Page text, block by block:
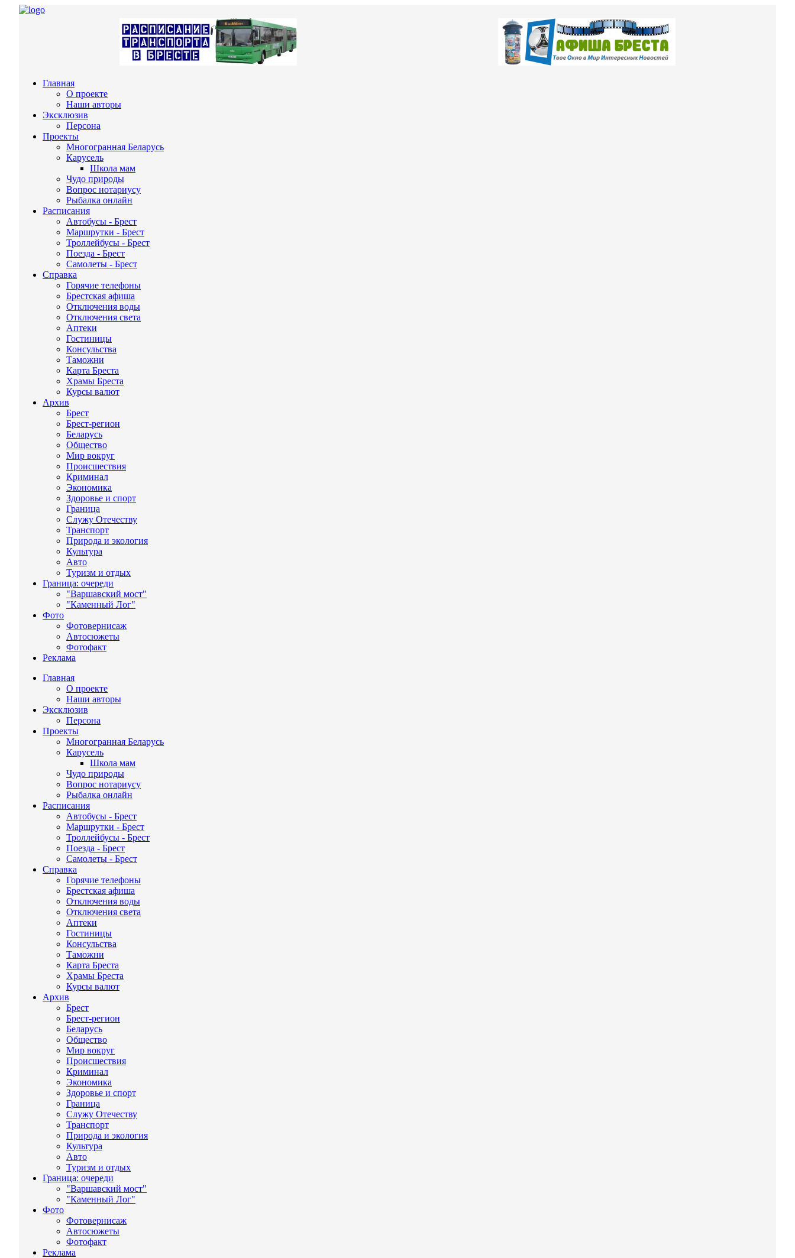
Главная
О проекте
Наши авторы
Эксклюзив
Персона
Проекты
Многогранная Беларусь
Карусель
Школа мам
Чудо природы
Вопрос нотариусу
Рыбалка онлайн
Расписания
Автобусы - Брест
Маршрутки - Брест
Троллейбусы - Брест
Поезда - Брест
Самолеты - Брест
Справка
Горячие телефоны
Брестская афиша
Отключения воды
Отключения света
Аптеки
Гостиницы
Консульства
Таможни
Карта Бреста
Храмы Бреста
Курсы валют
Архив
Брест
Брест-регион
Беларусь
Общество
Мир вокруг
Происшествия
Криминал
Экономика
Здоровье и спорт
Граница
Служу Отечеству
Транспорт
Природа и экология
Культура
Авто
Туризм и отдых
Граница: очереди
"Варшавский мост"
"Каменный Лог"
Фото
Фотовернисаж
Автосюжеты
Фотофакт
Реклама
Главная
О проекте
Наши авторы
Эксклюзив
Персона
Проекты
Многогранная Беларусь
Карусель
Школа мам
Чудо природы
Вопрос нотариусу
Рыбалка онлайн
Расписания
Автобусы - Брест
Маршрутки - Брест
Троллейбусы - Брест
Поезда - Брест
Самолеты - Брест
Справка
Горячие телефоны
Брестская афиша
Отключения воды
Отключения света
Аптеки
Гостиницы
Консульства
Таможни
Карта Бреста
Храмы Бреста
Курсы валют
Архив
Брест
Брест-регион
Беларусь
Общество
Мир вокруг
Происшествия
Криминал
Экономика
Здоровье и спорт
Граница
Служу Отечеству
Транспорт
Природа и экология
Культура
Авто
Туризм и отдых
Граница: очереди
"Варшавский мост"
"Каменный Лог"
Фото
Фотовернисаж
Автосюжеты
Фотофакт
Реклама